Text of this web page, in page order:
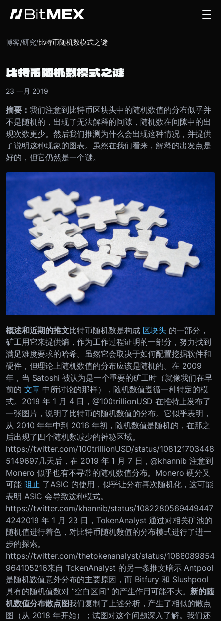
博客/研究/比特币随机数模式之谜
比特币随机数模式之谜
23 一月 2019
摘要： 我们注意到比特币区块头中的随机数值的分布似乎并
不是随机的，出现了无法解释的间隙，随机数在间隙中的出
现次数更少。然后我们推测为什么会出现这种情况，并提供
了说明这种现象的图表。虽然在我们看来，解释的出发点是
好的，但它仍然是一个谜。
概述和近期的推文比特币随机数是构成 区块头 的一部分，
矿工用它来提供熵，作为工作过程证明的一部分，努力找到
满足难度要求的哈希。虽然它会取决于如何配置挖掘软件和
硬件，但理论上随机数值的分布应该是随机的。在 2009
年，当 Satoshi 被认为是一个重要的矿工时（就像我们在早
前的 文章 中所讨论的那样），随机数值遵循一种特定的模
式。 2019 年 1 月 4 日，@100trillionUSD 在推特上发布了
一张图片，说明了比特币的随机数值的分布。它似乎表明，
从 2010 年年中到 2016 年初，随机数值是随机的，在那之
后出现了四个随机数减少的神秘区域。
https://twitter.com/100trillionUSD/status/108121703448
5149697几天后，在 2019 年 1 月 7 日，@khannib 注意到
Monero 似乎也有不寻常的随机数值分布。Monero 硬分叉
可能 阻止 了ASIC 的使用，似乎让分布再次随机化，这可能
表明 ASIC 会导致这种模式。
https://twitter.com/khannib/status/1082280569449447
4242019 年 1 月 23 日，TokenAnalyst 通过对相关矿池的
随机值进行着色，对比特币随机数值的分布模式进行了进一
步的探索。
https://twitter.com/thetokenanalyst/status/1088089854
964105216来自 TokenAnalyst 的另一条推文暗示 Antpool
是随机数值意外分布的主要原因，而 Bitfury 和 Slushpool
具有的随机值数对 “空白区间” 的产生作用可能不大。 新的随
机数值分布散点图我们复制了上述分析，产生了相似的散点
图（从 2018 年开始）；试图对这个问题深入了解。 我们还